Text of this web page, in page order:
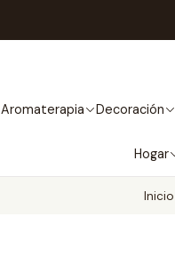
Aromaterapia Decoración
Hogar
Inicio